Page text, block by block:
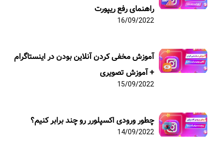
راهنمای رفع ریپورت
16/09/2022
آموزش مخفی کردن آنلاین بودن در اینستاگرام
+ آموزش تصویری
15/09/2022
چطور ورودی اکسپلورر رو چند برابر کنیم؟
14/09/2022